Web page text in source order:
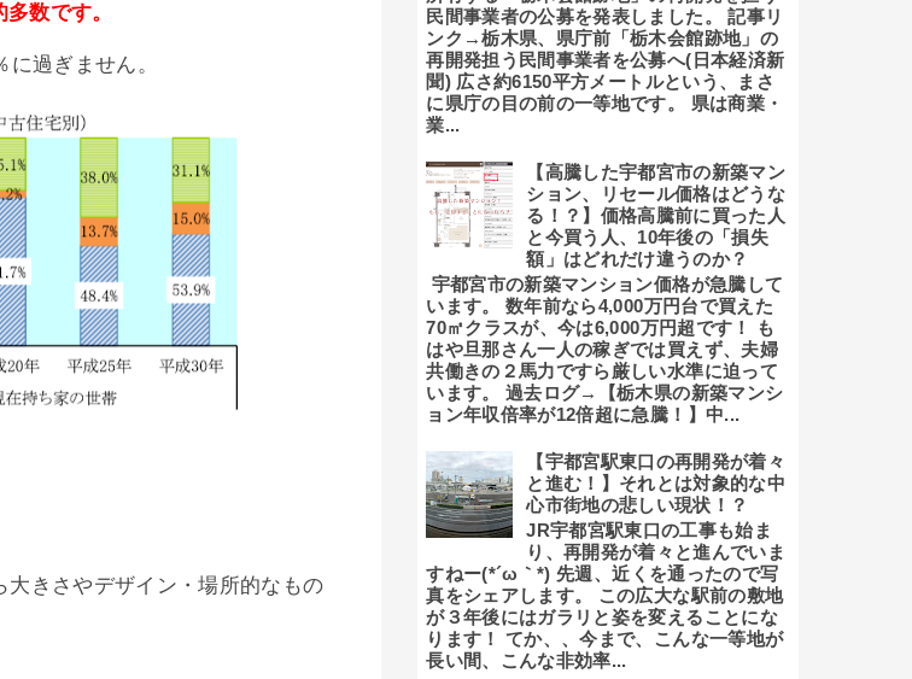
数です。
過ぎません。
大きさやデザイン・場所的なもの
民間事業者の公募を発表しました。 記事リ
ンク→栃木県、県庁前「栃木会館跡地」の
再開発担う民間事業者を公募へ(日本経済新
聞) 広さ約6150平方メートルという、まさ
に県庁の目の前の一等地です。 県は商業・
業...
【高騰した宇都宮市の新築マン
ション、リセール価格はどうな
る！？】価格高騰前に買った人
と今買う人、10年後の「損失
額」はどれだけ違うのか？
宇都宮市の新築マンション価格が急騰して
います。 数年前なら4,000万円台で買えた
70㎡クラスが、今は6,000万円超です！ も
はや旦那さん一人の稼ぎでは買えず、夫婦
共働きの２馬力ですら厳しい水準に迫って
います。 過去ログ→【栃木県の新築マンシ
ョン年収倍率が12倍超に急騰！】中...
【宇都宮駅東口の再開発が着々
と進む！】それとは対象的な中
心市街地の悲しい現状！？
JR宇都宮駅東口の工事も始ま
り、再開発が着々と進んでいま
すねー(*´ω｀*) 先週、近くを通ったので写
真をシェアします。 この広大な駅前の敷地
が３年後にはガラリと姿を変えることにな
ります！ てか、、今まで、こんな一等地が
長い間、こんな非効率...